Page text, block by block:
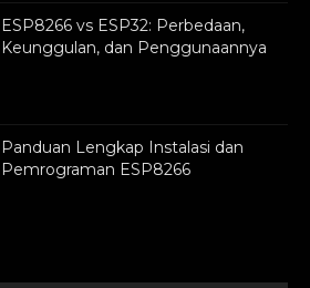
ESP8266 vs ESP32: Perbedaan,
Keunggulan, dan Penggunaannya
Panduan Lengkap Instalasi dan
Pemrograman ESP8266